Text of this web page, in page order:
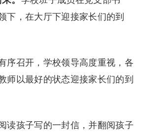
下，在大厅下迎接家长们的到
序召开，学校领导高度重视，各
师以最好的状态迎接家长们的到
读孩子写的一封信，并翻阅孩子